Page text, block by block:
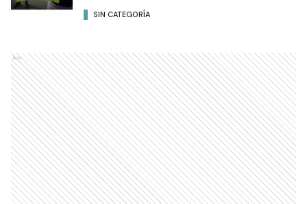
SIN CATEGORÍA
Ads